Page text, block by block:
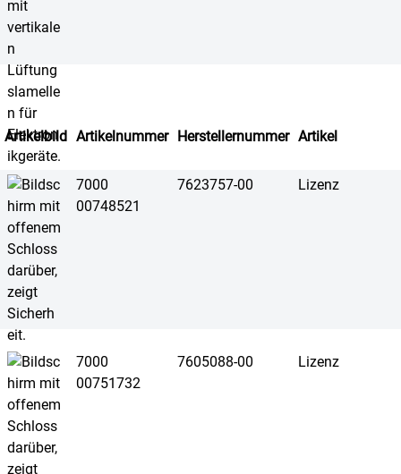
Artikelbild Artikelnummer Herstellernummer Artikel
7000
00748521
7623757-00 Lizenz
7000
00751732
7605088-00 Lizenz